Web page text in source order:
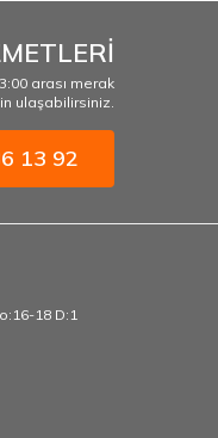
arası merak
ulaşabilirsiniz.
13 92
18 D:1